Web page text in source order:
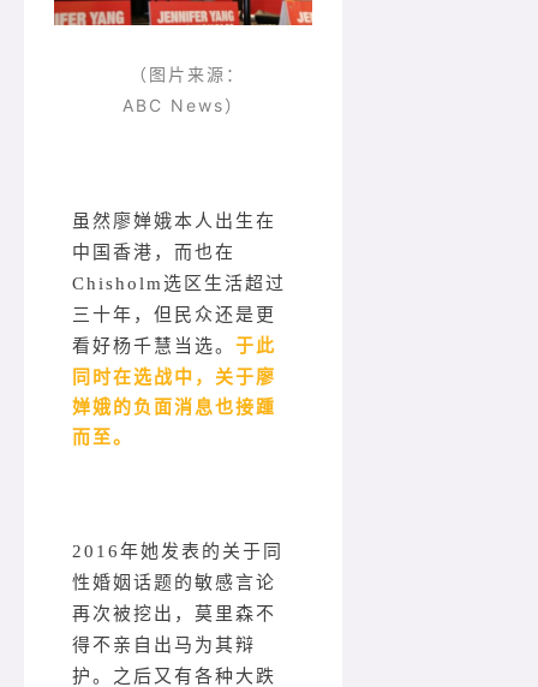
（图片来源：
ABC News）
虽然廖婵娥本人出生在
中国香港，而也在
Chisholm选区生活超过
三十年，但民众还是更
看好杨千慧当选。 于此
同时在选战中，关于廖
婵娥的负面消息也接踵
而至。
2016年她发表的关于同
性婚姻话题的敏感言论
再次被挖出，莫里森不
得不亲自出马为其辩
护。之后又有各种大跌